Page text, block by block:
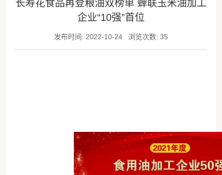
长寿花食品再登粮油双榜单 蝉联玉米油加工
企业“10强”首位
发布时间: 2022-10-24 浏览次数: 35